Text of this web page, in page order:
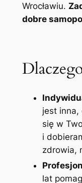
Wrocławiu.
dobre
jest inna,
się w
i
zdrowia,
lat